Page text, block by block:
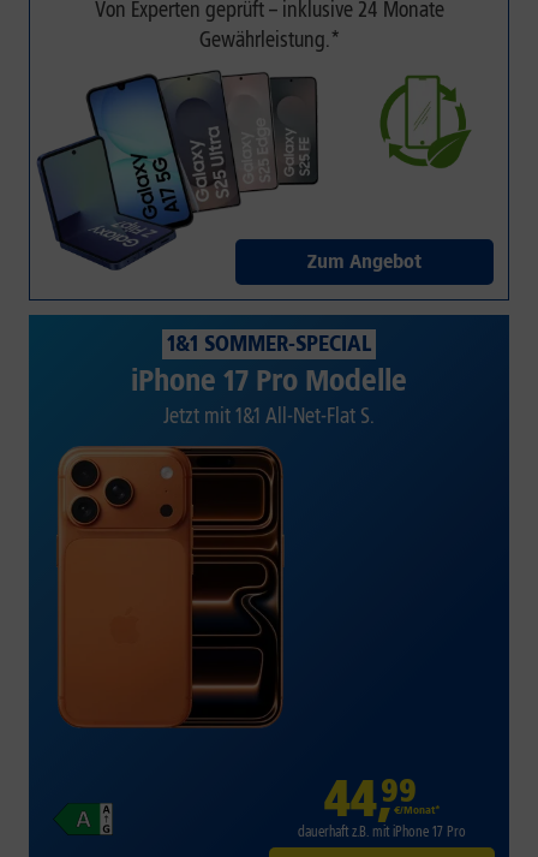
Von Experten geprüft – inklusive 24 Monate
Gewährleistung.*
Zum Angebot
1&1 SOMMER-SPECIAL
iPhone 17 Pro Modelle
Jetzt mit 1&1 All-Net-Flat S.
44,99
€/Monat*
dauerhaft z.B. mit iPhone 17 Pro